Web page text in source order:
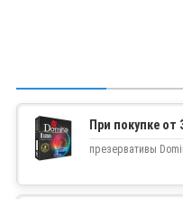
При покупке от
презервативы